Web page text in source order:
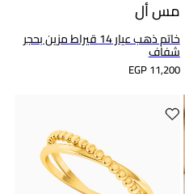
مس أل
خاتم ذهب عيار 14 قيراط مزين بحجر
شفاف
EGP 11,200